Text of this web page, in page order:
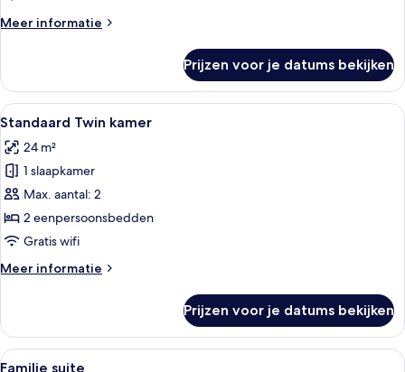
Meer informatie
Meer
kamer,
uitzicht
op
Prijzen voor je datums bekijken
Alle
foto's
voor
Standaard
Twin
kamer
laden
Een moderne hotelkamer met een
6
Standaard Twin kamer
24 m²
1 slaapkamer
Max. aantal: 2
2 eenpersoonsbedden
Gratis wifi
Meer informatie
Meer
Twin
kamer
Prijzen voor je datums bekijken
Alle
Familie suite | Een minibar, een
5
Familie suite